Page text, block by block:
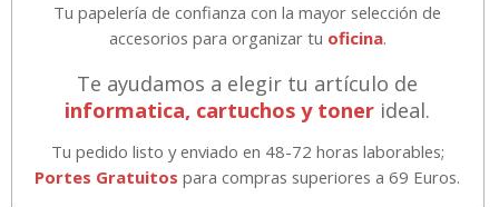
Tu papelería de confianza con la mayor selección de
accesorios para organizar tu oficina.
Te ayudamos a elegir tu artículo de
informatica, cartuchos y toner ideal.
Tu pedido listo y enviado en 48-72 horas laborables;
Portes Gratuitos para compras superiores a 69 Euros.